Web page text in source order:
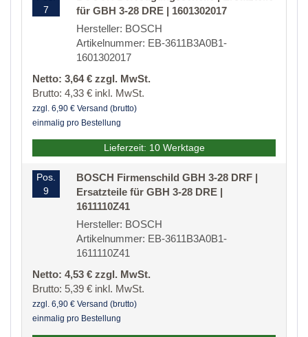
7
für GBH 3-28 DRE | 1601302017
Hersteller: BOSCH
Artikelnummer: EB-3611B3A0B1-
1601302017
Netto: 3,64 € zzgl. MwSt.
Brutto: 4,33 € inkl. MwSt.
zzgl. 6,90 € Versand (brutto)
einmalig pro Bestellung
Lieferzeit: 10 Werktage
Pos.
9
BOSCH Firmenschild GBH 3-28 DRF |
Ersatzteile für GBH 3-28 DRE |
1611110Z41
Hersteller: BOSCH
Artikelnummer: EB-3611B3A0B1-
1611110Z41
Netto: 4,53 € zzgl. MwSt.
Brutto: 5,39 € inkl. MwSt.
zzgl. 6,90 € Versand (brutto)
einmalig pro Bestellung